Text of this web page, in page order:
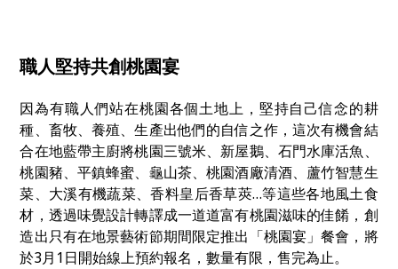
職人堅持共創桃園宴
因為有職人們站在桃園各個土地上，堅持自己信念的耕
種、畜牧、養殖、生產出他們的自信之作，這次有機會結
合在地藍帶主廚將桃園三號米、新屋鵝、石門水庫活魚、
桃園豬、平鎮蜂蜜、龜山茶、桃園酒廠清酒、蘆竹智慧生
菜、大溪有機蔬菜、香料皇后香草莢…等這些各地風土食
材，透過味覺設計轉譯成一道道富有桃園滋味的佳餚，創
造出只有在地景藝術節期間限定推出「桃園宴」餐會，將
於3月1日開始線上預約報名，數量有限，售完為止。